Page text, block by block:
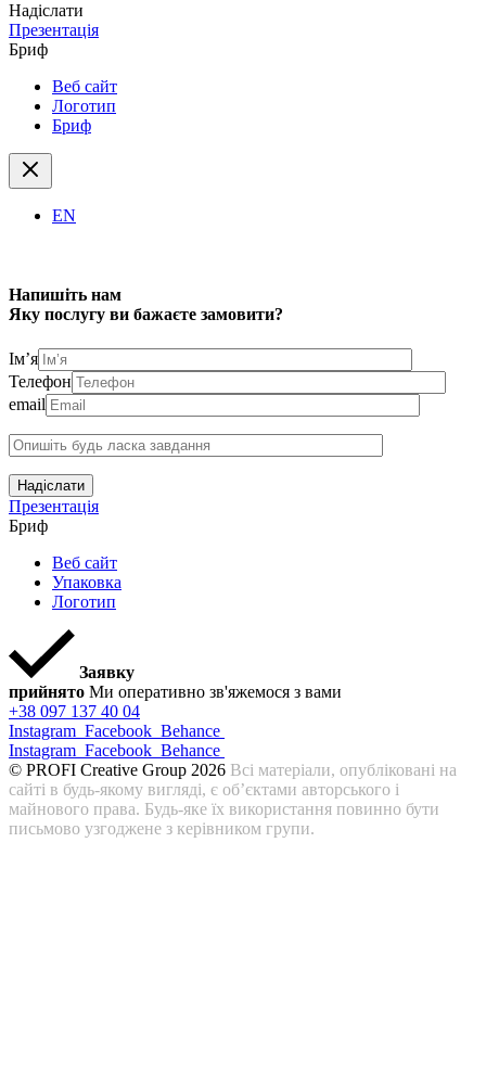
Надіслати
Презентація
Бриф
Веб сайт
Логотип
Бриф
EN
Напишіть нам
Яку послугу ви бажаєте замовити?
Ім’я
Телефон
email
Надіслати
Презентація
Бриф
Веб сайт
Упаковка
Логотип
Заявку
прийнято Ми оперативно зв'яжемося з вами
+38 097 137 40 04
Instagram Facebook Behance
Instagram Facebook Behance
© PROFI Creative Group 2026 Всі матеріали, опубліковані на
сайті в будь-якому вигляді, є об’єктами авторського і
майнового права. Будь-яке їх використання повинно бути
письмово узгоджене з керівником групи.